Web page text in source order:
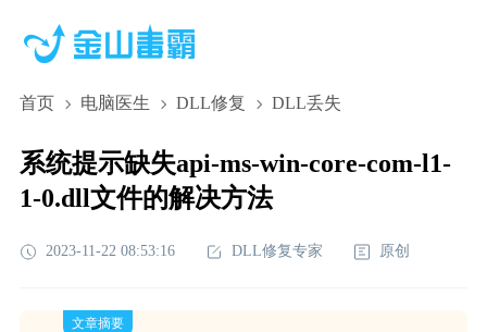
首页 电脑医生 DLL修复 DLL丢失
系统提示缺失api-ms-win-core-com-l1-
1-0.dll文件的解决方法
2023-11-22 08:53:16 DLL修复专家 原创
文章摘要